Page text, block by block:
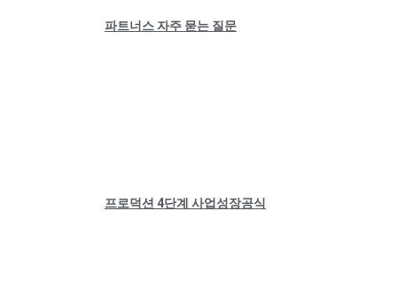
파트너스 자주 묻는 질문
프로덕션 4단계 사업성장공식